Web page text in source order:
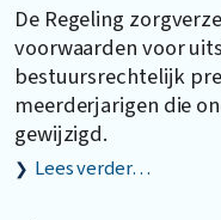
De Regeling
voorwaarden voor
bestuursrechtelijk
meerderjarigen die
gewijzigd.
Lees verder…